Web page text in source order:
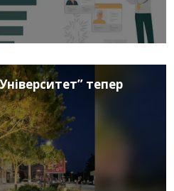
тепер